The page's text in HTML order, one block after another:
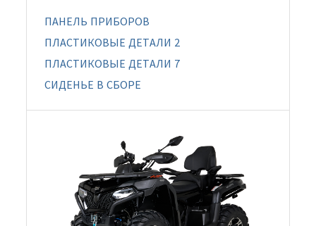
ПАНЕЛЬ ПРИБОРОВ
ПЛАСТИКОВЫЕ ДЕТАЛИ 2
ПЛАСТИКОВЫЕ ДЕТАЛИ 7
СИДЕНЬЕ В СБОРЕ